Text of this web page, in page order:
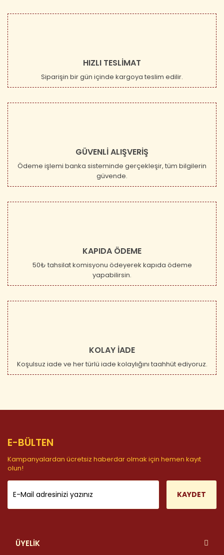
HIZLI TESLİMAT
Siparişin bir gün içinde kargoya teslim edilir.
GÜVENLİ ALIŞVERİŞ
Ödeme işlemi banka sisteminde gerçekleşir, tüm bilgilerin
güvende.
KAPIDA ÖDEME
50₺ tahsilat komisyonu ödeyerek kapıda ödeme
yapabilirsin.
KOLAY İADE
Koşulsuz iade ve her türlü iade kolaylığını taahhüt ediyoruz.
E-BÜLTEN
Kampanyalardan ücretsiz haberdar olmak için hemen kayıt
olun!
KAYDET
ÜYELİK